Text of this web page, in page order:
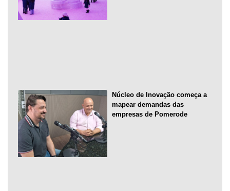
Núcleo de Inovação começa a
mapear demandas das
empresas de Pomerode